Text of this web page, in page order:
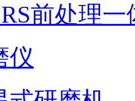
前处理一
仪